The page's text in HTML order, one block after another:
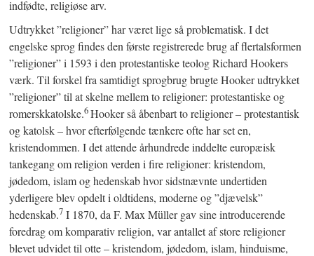
indfødte, religiøse arv.
Udtrykket ”religioner” har været lige så problematisk. I det
engelske sprog findes den første registrerede brug af flertalsformen
”religioner” i 1593 i den protestantiske teolog Richard Hookers
værk. Til forskel fra samtidigt sprogbrug brugte Hooker udtrykket
”religioner” til at skelne mellem to religioner: protestantiske og
romerskkatolske.6Hooker så åbenbart to religioner – protestantisk
og katolsk – hvor efterfølgende tænkere ofte har set en,
kristendommen. I det attende århundrede inddelte europæisk
tankegang om religion verden i fire religioner: kristendom,
jødedom, islam og hedenskab hvor sidstnævnte undertiden
yderligere blev opdelt i oldtidens, moderne og ”djævelsk”
hedenskab.7 I 1870, da F. Max Müller gav sine introducerende
foredrag om komparativ religion, var antallet af store religioner
blevet udvidet til otte – kristendom, jødedom, islam, hinduisme,